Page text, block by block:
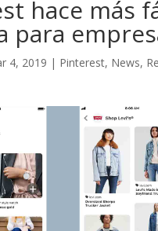
hace más
para
4, 2019 | Pinterest, News,